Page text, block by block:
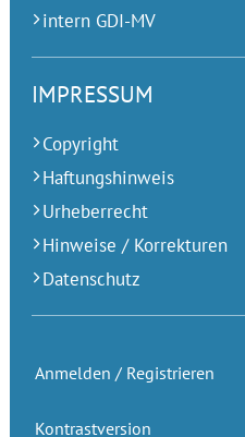
intern GDI-MV
IMPRESSUM
Copyright
Haftungshinweis
Urheberrecht
Hinweise / Korrekturen
Datenschutz
Anmelden / Registrieren
Kontrastversion